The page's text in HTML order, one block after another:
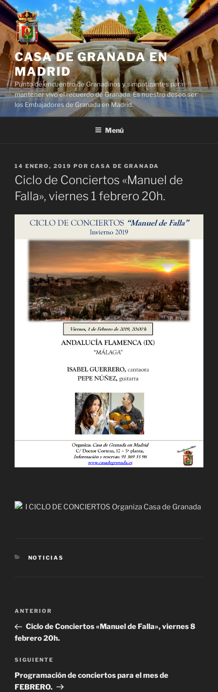
Saltar
al
contenido
CASA DE GRANADA EN
MADRID
Punto de encuentro de Granadinos y simpatizantes para
mantener vivo el recuerdo de Granada. Es nuestro deseo ser
los Embajadores de Granada en Madrid.
Menú
PUBLICADO
EL
14 ENERO, 2019 POR CASA DE GRANADA
Ciclo de Conciertos «Manuel de
Falla», viernes 1 febrero 20h.
CATEGORÍAS
NOTICIAS
Navegación
entradas
Entrada
anterior:
ANTERIOR
Ciclo de Conciertos «Manuel de Falla», viernes 8
febrero 20h.
Siguiente
entrada
SIGUIENTE
Programación de conciertos para el mes de
FEBRERO.